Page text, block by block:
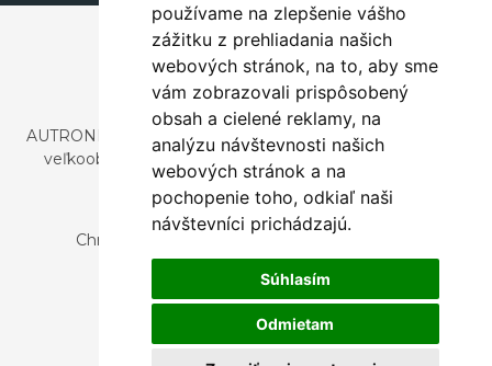
používame na zlepšenie vášho
zážitku z prehliadania našich
webových stránok, na to, aby sme
vám zobrazovali prispôsobený
obsah a cielené reklamy, na
analýzu návštevnosti našich
webových stránok a na
pochopenie toho, odkiaľ naši
návštevníci prichádzajú.
Súhlasím
Odmietam
AUTRONIC, s.r.o. je spoločnosť zaoberajúca sa dovozom a
veľkoobchodným predajom dizajnového aj štýlového
nábytku a dekorácií.
Česká republika
Chrustenice 270, 267 12 Loděnice u Berouna
Slovensko
Nová 366, 032 02 Závažná Poruba